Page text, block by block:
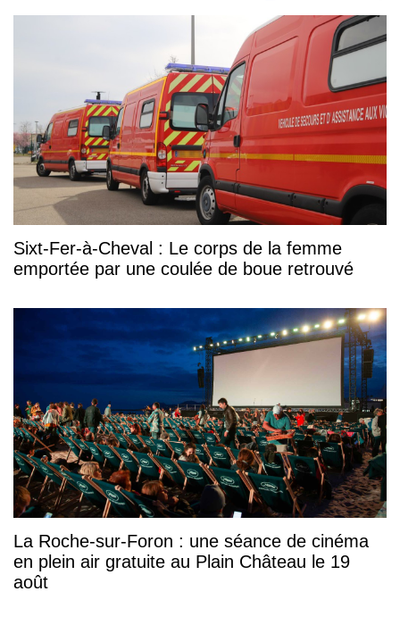
Sixt-Fer-à-Cheval : Le corps de la femme
emportée par une coulée de boue retrouvé
La Roche-sur-Foron : une séance de cinéma
en plein air gratuite au Plain Château le 19
août